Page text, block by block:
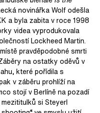
novinářka Wolf odešla
a byla zabita v roce 1998
videa vyprodukovala
Lockheed Martin.
pravděpodobné smrti
na ostatky oděvů v
které pořídila s
v záběru prohlíží na
stojí v Berlíně na pozadí
si Steyerl